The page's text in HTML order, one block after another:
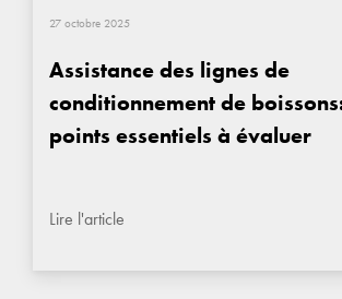
27 octobre 2025
Assistance des lignes de
conditionnement de
points essentiels à évaluer
Lire l'article